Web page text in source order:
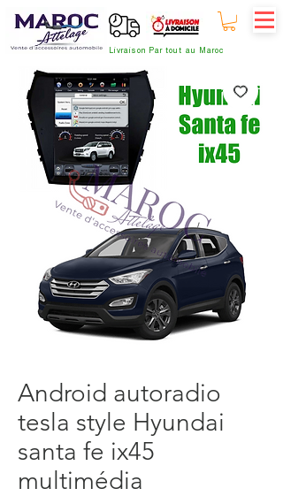
Livraison Par tout au Maroc
Android autoradio
tesla style Hyundai
santa fe ix45
multimédia